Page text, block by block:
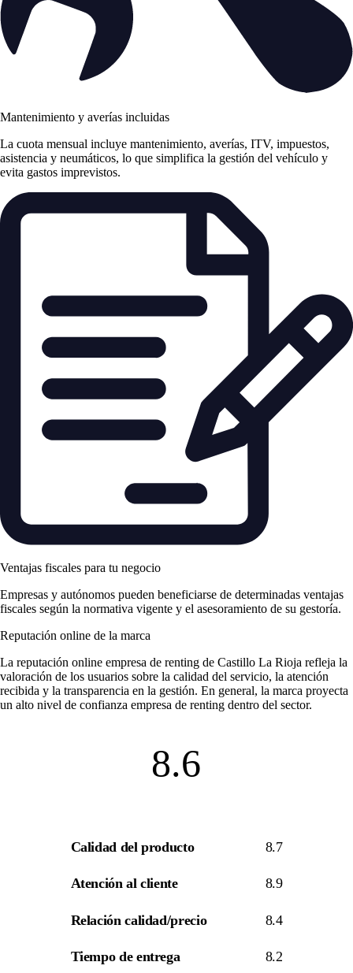
Mantenimiento y averías incluidas
La cuota mensual incluye mantenimiento, averías, ITV, impuestos,
asistencia y neumáticos, lo que simplifica la gestión del vehículo y
evita gastos imprevistos.
Ventajas fiscales para tu negocio
Empresas y autónomos pueden beneficiarse de determinadas ventajas
fiscales según la normativa vigente y el asesoramiento de su gestoría.
Reputación online de la marca
La reputación online empresa de renting de Castillo La Rioja refleja la
valoración de los usuarios sobre la calidad del servicio, la atención
recibida y la transparencia en la gestión. En general, la marca proyecta
un alto nivel de confianza empresa de renting dentro del sector.
8.6
Calidad del producto 8.7
Atención al cliente 8.9
Relación calidad/precio 8.4
Tiempo de entrega 8.2